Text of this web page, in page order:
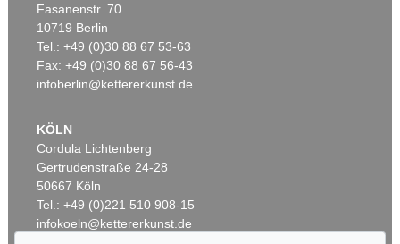
Auktion 542 - Lot 51.10
GUSTAV KLIMT
Das Werk, 1918
Ergebnis:€ 72.500
Ergebnis:
Fasanenstr. 70
10719 Berlin
Tel.: +49 (0)30 88 67 53-63
Fax: +49 (0)30 88 67 56-43
infoberlin@kettererkunst.de
KÖLN
Cordula Lichtenberg
Gertrudenstraße 24-28
50667 Köln
Tel.: +49 (0)221 510 908-15
infokoeln@kettererkunst.de